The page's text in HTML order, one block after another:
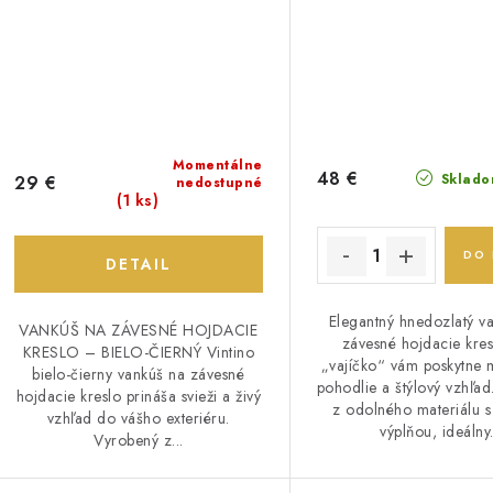
Momentálne
nedostupné
(1 ks)
29 €
DETAIL
VANKÚŠ NA ZÁVESNÉ HOJDACIE
KRESLO – BIELO-ČIERNÝ Vintino
bielo-čierny vankúš na závesné
hojdacie kreslo prináša svieži a živý
vzhľad do vášho exteriéru.
Vyrobený z...
48 €
DO
Elegantný hnedozlatý
závesné hojdacie
„vajíčko“ vám poskytne
pohodlie a štýlový
z odolného materiálu
výplňou,